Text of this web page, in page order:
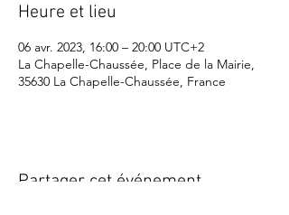
Heure et lieu
06 avr. 2023, 16:00 – 20:00 UTC+2
La Chapelle-Chaussée, Place de la Mairie,
35630 La Chapelle-Chaussée, France
Partager cet événement